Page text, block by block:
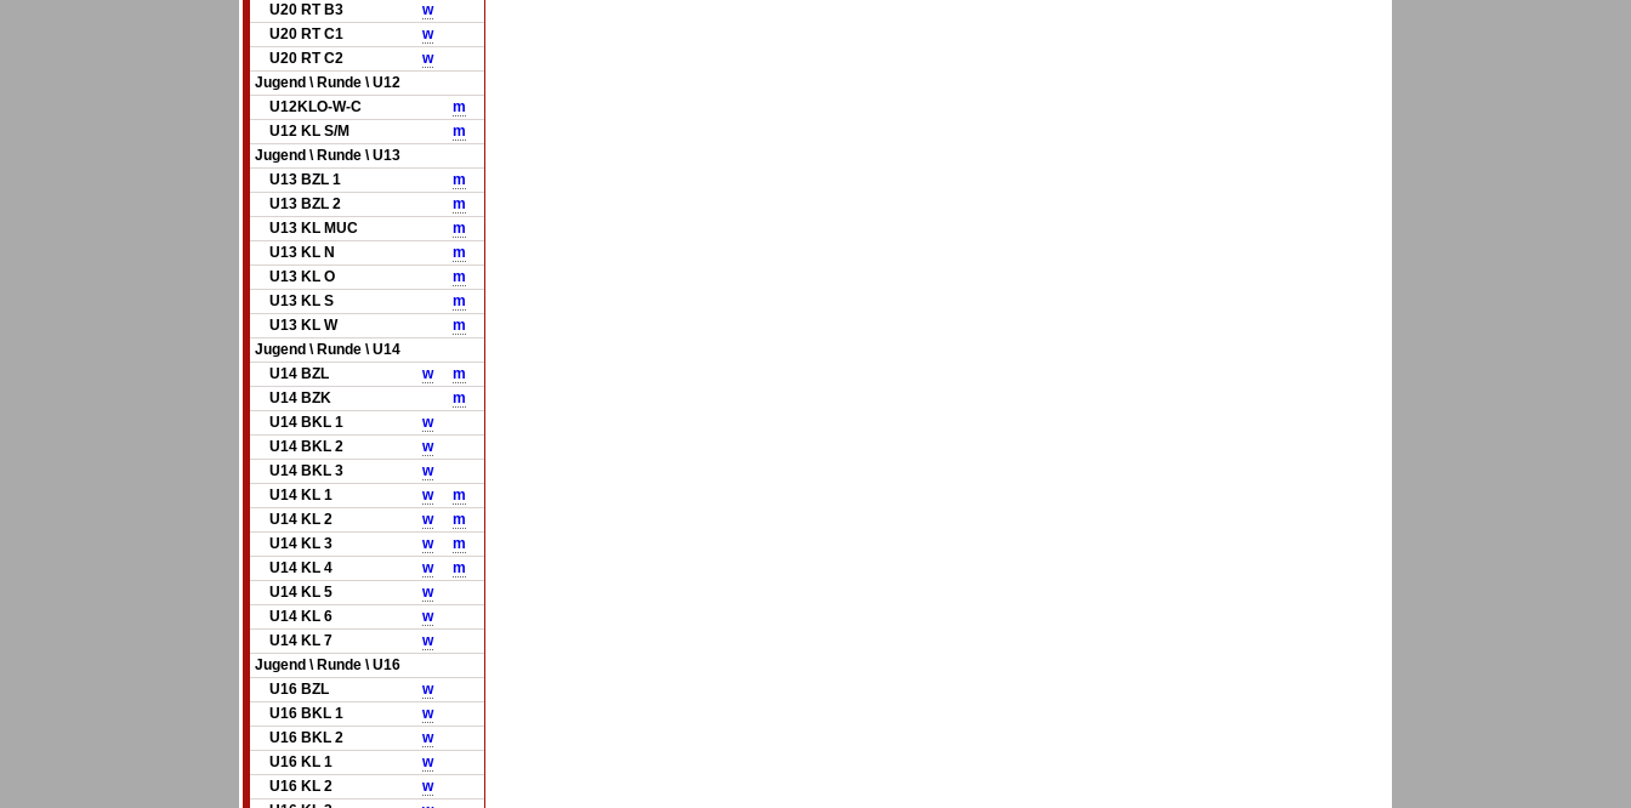
U20 RT B3
w
U20 RT C1
w
U20 RT C2
w
Jugend \ Runde \ U12
U12KLO-W-C
m
U12 KL S/M
m
Jugend \ Runde \ U13
U13 BZL 1
m
U13 BZL 2
m
U13 KL MUC
m
U13 KL N
m
U13 KL O
m
U13 KL S
m
U13 KL W
m
Jugend \ Runde \ U14
U14 BZL
w
m
U14 BZK
m
U14 BKL 1
w
U14 BKL 2
w
U14 BKL 3
w
U14 KL 1
w
m
U14 KL 2
w
m
U14 KL 3
w
m
U14 KL 4
w
m
U14 KL 5
w
U14 KL 6
w
U14 KL 7
w
Jugend \ Runde \ U16
U16 BZL
w
U16 BKL 1
w
U16 BKL 2
w
U16 KL 1
w
U16 KL 2
w